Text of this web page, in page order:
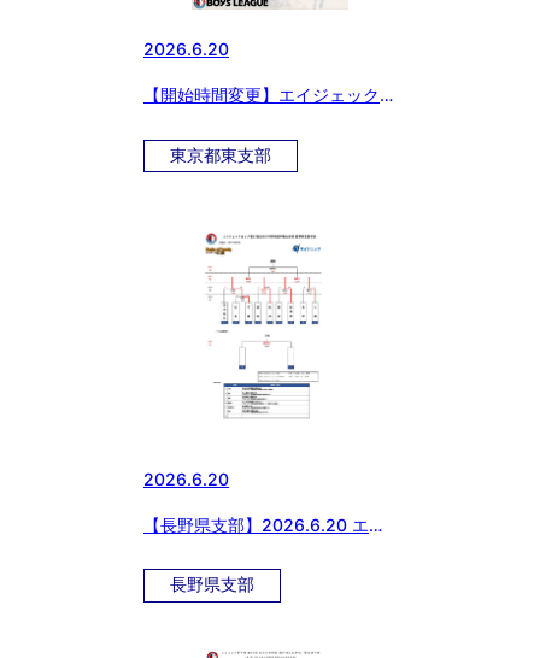
2026.6.20
【開始時間変更】エイジェックカ
権・第51回 関東大会・第5回 東
東京都東支部
2026.6.20
【長野県支部】2026.6.20 エイ
野球選手権大会等 長野県支部予
長野県支部